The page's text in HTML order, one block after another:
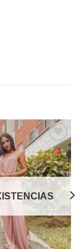
Add to
wishlist